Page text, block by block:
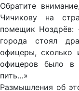
Обратите
Чичикову на
помещик Ноздрёв:
города стоял
офицеры, сколько
офицеров было в
пить…»
Размышления об